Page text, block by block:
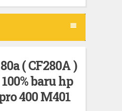
( CF280A )
baru hp
400 M401